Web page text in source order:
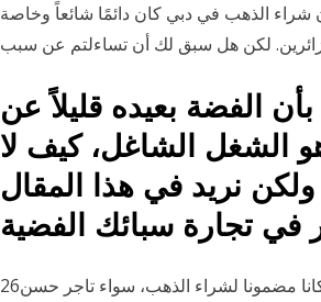
الذهب في دبي كان دائمًا شائعاً وخاصة
لكن هل سبق لك أن تساءلتم عن سبب
الفضة بعيده قليلاً عن
الشغل الشاغل، كيف لا
نريد في هذا المقال
في تجارة سبائك الفضية
26‏‏/5‏‏/1442 بعد الهجرة يبحث العديد من المواطنين، عن مكانا مضمونا لشراء الذهب، سواء تاجر حسن